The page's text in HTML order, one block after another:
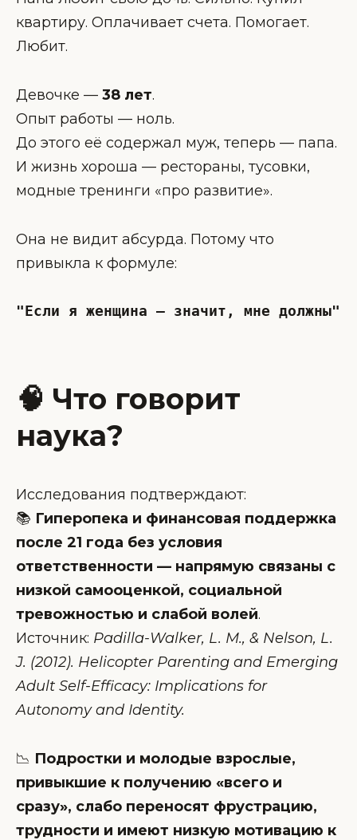
квартиру. Оплачивает счета. Помогает.
Любит.
Девочке — 38 лет.
Опыт работы — ноль.
До этого её содержал муж, теперь — папа.
И жизнь хороша — рестораны, тусовки,
модные тренинги «про развитие».
Она не видит абсурда. Потому что
привыкла к формуле:
"Если я женщина — значит, мне должны"
🧠 Что говорит
наука?
Исследования подтверждают:
📚 Гиперопека и финансовая поддержка
после 21 года без условия
ответственности — напрямую связаны с
низкой самооценкой, социальной
тревожностью и слабой волей.
Источник: Padilla-Walker, L. M., & Nelson, L.
J. (2012). Helicopter Parenting and Emerging
Adult Self-Efficacy: Implications for
Autonomy and Identity.
📉 Подростки и молодые взрослые,
привыкшие к получению «всего и
сразу», слабо переносят фрустрацию,
трудности и имеют низкую мотивацию к